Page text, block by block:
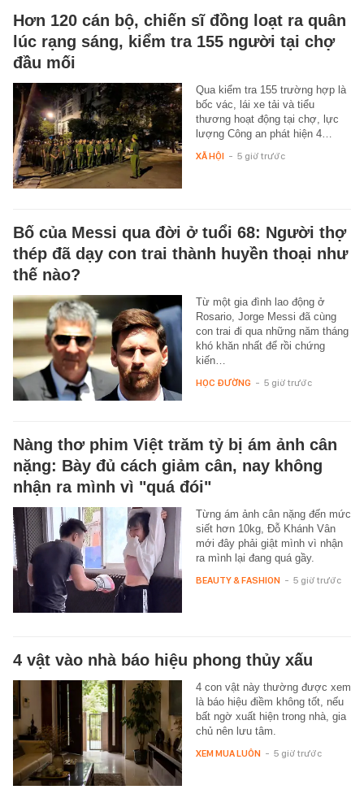
Hơn 120 cán bộ, chiến sĩ đồng loạt ra quân
lúc rạng sáng, kiểm tra 155 người tại chợ
đầu mối
Qua kiểm tra 155 trường hợp là
bốc vác, lái xe tải và tiểu
thương hoạt động tại chợ, lực
lượng Công an phát hiện 4…
XÃ HỘI - 5 giờ trước
Bố của Messi qua đời ở tuổi 68: Người thợ
thép đã dạy con trai thành huyền thoại như
thế nào?
Từ một gia đình lao động ở
Rosario, Jorge Messi đã cùng
con trai đi qua những năm tháng
khó khăn nhất để rồi chứng
kiến…
HỌC ĐƯỜNG - 5 giờ trước
Nàng thơ phim Việt trăm tỷ bị ám ảnh cân
nặng: Bày đủ cách giảm cân, nay không
nhận ra mình vì "quá đói"
Từng ám ảnh cân nặng đến mức
siết hơn 10kg, Đỗ Khánh Vân
mới đây phải giật mình vì nhận
ra mình lại đang quá gầy.
BEAUTY & FASHION - 5 giờ trước
4 vật vào nhà báo hiệu phong thủy xấu
4 con vật này thường được xem
là báo hiệu điềm không tốt, nếu
bất ngờ xuất hiện trong nhà, gia
chủ nên lưu tâm.
XEM MUA LUÔN - 5 giờ trước